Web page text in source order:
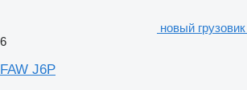
новый
6
FAW J6P